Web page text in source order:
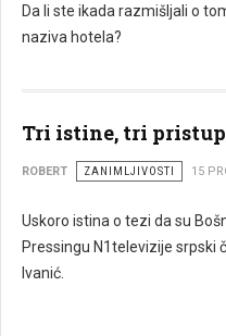
Da li ste ikada razmišljali o
naziva hotela?
Tri istine, tri
ROBERT ZANIMLJIVOSTI 15
Uskoro istina o tezi da su
Pressingu N1televizije srpski
Ivanić.